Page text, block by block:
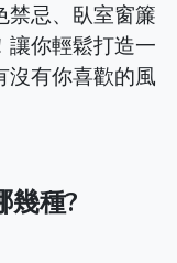
禁忌、臥室窗簾
讓你輕鬆打造一
沒有你喜歡的風
幾種?